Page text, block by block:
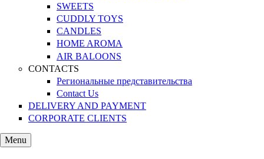
SWEETS
CUDDLY TOYS
CANDLES
HOME AROMA
AIR BALOONS
CONTACTS
Региональные представительства
Contact Us
DELIVERY AND PAYMENT
CORPORATE CLIENTS
Menu